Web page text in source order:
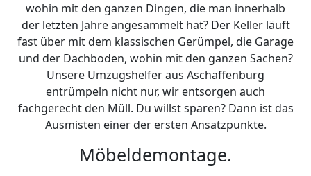
wohin mit den ganzen Dingen, die man innerhalb
der letzten Jahre angesammelt hat? Der Keller läuft
fast über mit dem klassischen Gerümpel, die Garage
und der Dachboden, wohin mit den ganzen Sachen?
Unsere Umzugshelfer aus Aschaffenburg
entrümpeln nicht nur, wir entsorgen auch
fachgerecht den Müll. Du willst sparen? Dann ist das
Ausmisten einer der ersten Ansatzpunkte.
Möbeldemontage.